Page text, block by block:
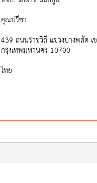
คุณปรีชา
439 ถนนราชวิถี แขวงบางพลัด เ
กรุงเทพมหานคร 10700
ไทย